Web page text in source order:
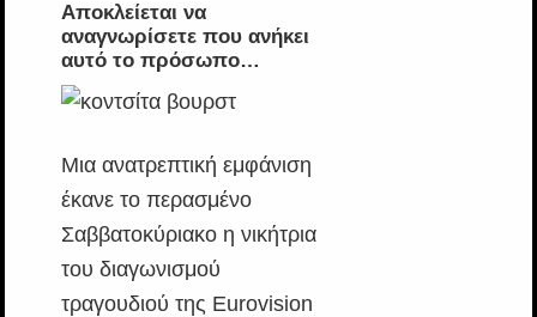
Αποκλείεται να
αναγνωρίσετε που ανήκει
αυτό το πρόσωπο…
Μια ανατρεπτική εμφάνιση
έκανε το περασμένο
Σαββατοκύριακο η νικήτρια
του διαγωνισμού
τραγουδιού της Eurovision